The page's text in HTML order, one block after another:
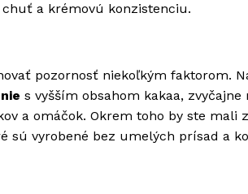
a krémovú konzistenciu.
pozornosť niekoľkým faktorom.
s vyšším obsahom kakaa,
a omáčok. Okrem toho by ste mali
sú vyrobené bez umelých prísad a